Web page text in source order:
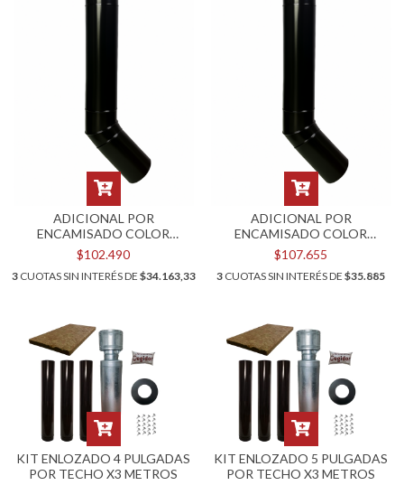
ADICIONAL POR
ENCAMISADO COLOR
NEGRO PARA KIT POR PARED
DE 8"
$102.490
3CUOTAS SIN INTERÉS DE $34.163,33
ADICIONAL POR
ENCAMISADO COLOR
NEGRO PARA KIT POR PARED
DE 10"
$107.655
3 CUOTAS SIN INTERÉS DE $35.885
KIT ENLOZADO 4 PULGADAS
POR TECHO X3 METROS
KIT ENLOZADO 5 PULGADAS
POR TECHO X3 METROS